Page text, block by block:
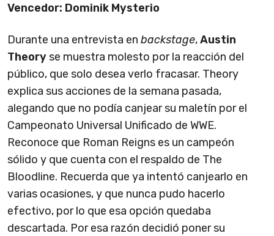
Vencedor: Dominik Mysterio
Durante una entrevista en backstage,Austin
Theoryse muestra molesto por la reacción del
público, que solo desea verlo fracasar. Theory
explica sus acciones de la semana pasada,
alegando que no podía canjear su maletín por el
Campeonato Universal Unificado de WWE.
Reconoce que Roman Reigns es un campeón
sólido y que cuenta con el respaldo de The
Bloodline. Recuerda que ya intentó canjearlo en
varias ocasiones, y que nunca pudo hacerlo
efectivo, por lo que esa opción quedaba
descartada. Por esa razón decidió poner su